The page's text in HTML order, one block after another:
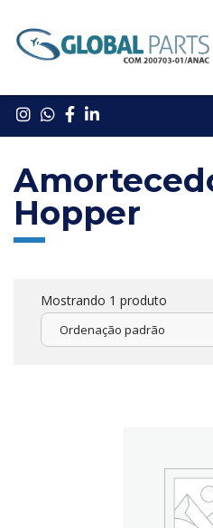
Hopper
Mostrando 1 produto
Ordenação padrão